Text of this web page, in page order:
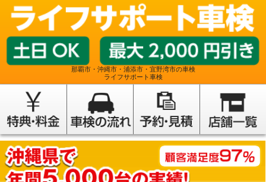
那覇市・沖縄市・浦添市・宜野湾市の車検
ライフサポート車検